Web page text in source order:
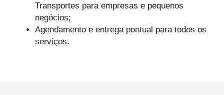
Transportes para empresas e pequenos
negócios;
Agendamento e entrega pontual para todos os
serviços.